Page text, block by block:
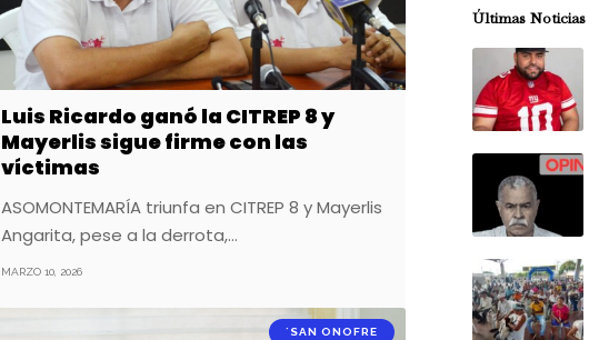
Luis Ricardo ganó la CITREP 8 y
Mayerlis sigue firme con las
víctimas
ASOMONTEMARÍA triunfa en CITREP 8 y Mayerlis
Angarita, pese a la derrota,…
MARZO 10, 2026
´SAN ONOFRE
Últimas Noticias